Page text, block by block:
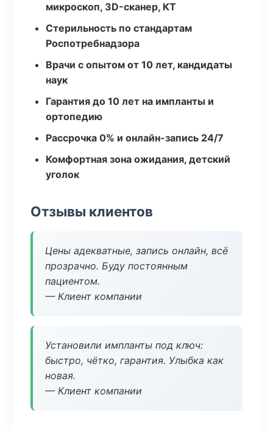
микроскоп, 3D-сканер, КТ
Стерильность по стандартам
Роспотребнадзора
Врачи с опытом от 10 лет, кандидаты
наук
Гарантия до 10 лет на импланты и
ортопедию
Рассрочка 0% и онлайн-запись 24/7
Комфортная зона ожидания, детский
уголок
Отзывы клиентов
Цены адекватные, запись онлайн, всё
прозрачно. Буду постоянным
пациентом.
— Клиент компании
Установили импланты под ключ:
быстро, чётко, гарантия. Улыбка как
новая.
— Клиент компании